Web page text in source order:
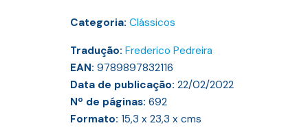
Categoria: Clássicos
Tradução: Frederico Pedreira
EAN: 9789897832116
Data de publicação: 22/02/2022
Nº de páginas: 692
Formato: 15,3 x 23,3 x cms